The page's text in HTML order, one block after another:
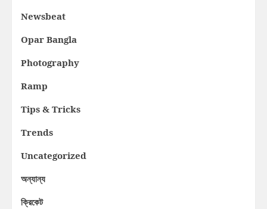
Newsbeat
Opar Bangla
Photography
Ramp
Tips & Tricks
Trends
Uncategorized
অন্যান্য
ক্রিকেট